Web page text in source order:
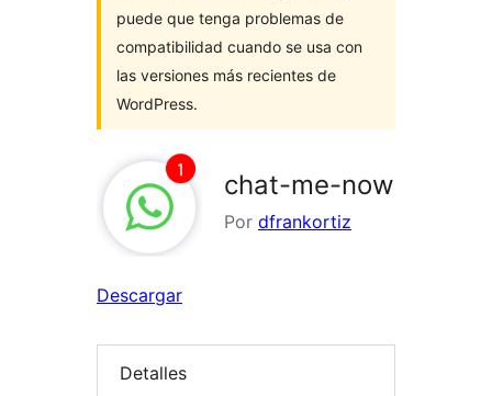
puede que tenga problemas de
compatibilidad cuando se usa con
las versiones más recientes de
WordPress.
chat-me-now
Por dfrankortiz
Descargar
Detalles